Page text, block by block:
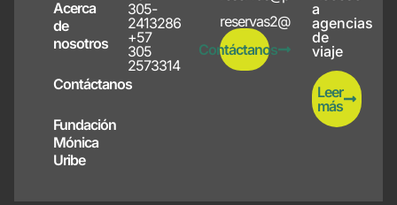
Acerca
de
nosotros
Contáctanos
Fundación
Mónica
Uribe
305-
2413286
+57
305
2573314
reservas2@papayote.com
Contáctanos
a
agencias
de
viaje
Leer
más